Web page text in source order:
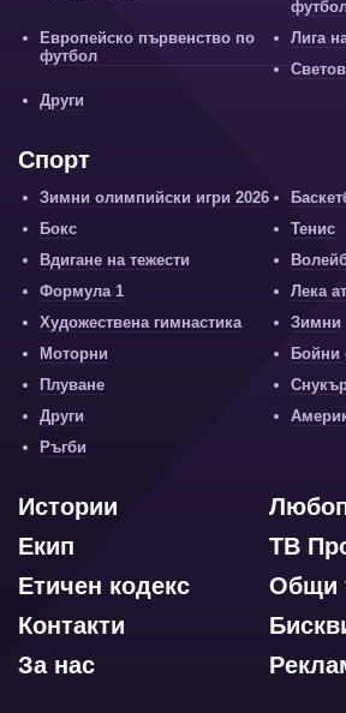
Европейско първенство по
футбол
Лига
Други
Спорт
Зимни олимпийски игри 2026
Бокс
Тенис
Вдигане на тежести
Формула 1
Лека
Художествена гимнастика
Зимни
Моторни
Бойни
Плуване
Други
Ръгби
Истории
ТВ
Екип
Общи
Етичен кодекс
Контакти
За нас